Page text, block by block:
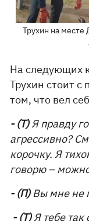
Трухин на
На следующих
Трухин стоит с
том, что вел
- (Т)Я правду
агрессивно?
корочку. Я
говорю –
- (П)Вы мне не
- (Т)Я тебе